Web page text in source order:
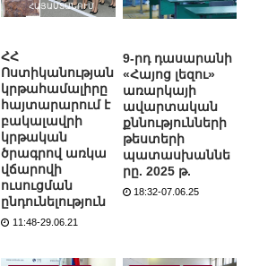
ՀԱՅԱՍՏԱՆՈՒՄ
ՀՀ
Ոստիկանության
կրթահամալիրը
հայտարարում է
բակալավրի
կրթական
ծրագրով առկա
վճարովի
ուսուցման
ընդունելություն
11:48-29.06.21
9-րդ դասարանի
«Հայոց լեզու»
առարկայի
ավարտական
քննությունների
թեստերի
պատասխաննե
րը. 2025 թ.
18:32-07.06.25